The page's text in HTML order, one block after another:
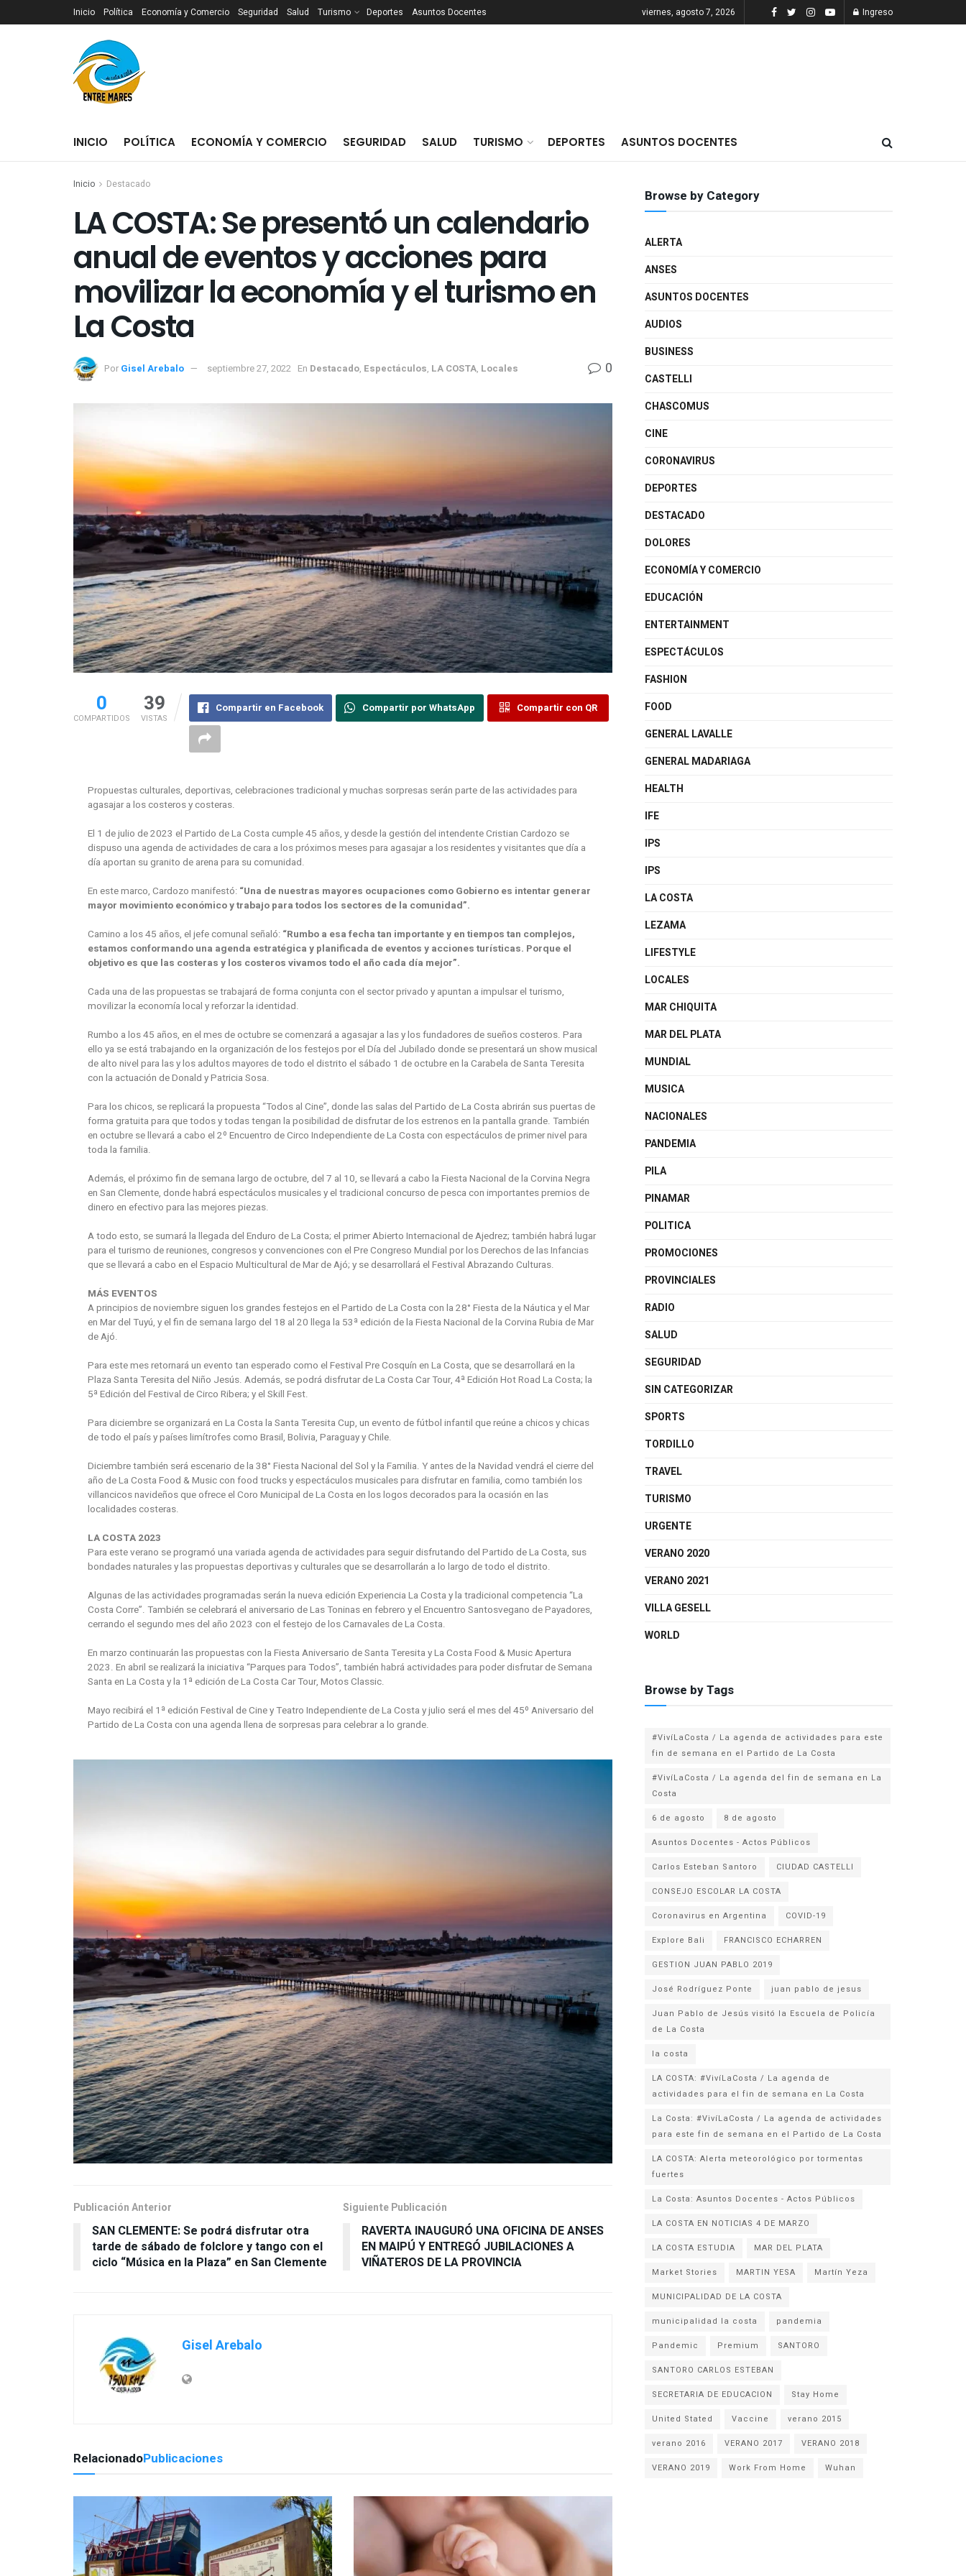
Inicio Política Economía y Comercio Seguridad Salud Turismo Deportes Asuntos Docentes viernes, agosto 7, 2026 Ingreso
INICIO POLÍTICA ECONOMÍA Y COMERCIO SEGURIDAD SALUD TURISMO DEPORTES ASUNTOS DOCENTES
Inicio Destacado
LA COSTA: Se presentó un calendario
anual de eventos y acciones para
movilizar la economía y el turismo en
La Costa
Por Gisel Arebalo septiembre 27, 2022 En Destacado, Espectáculos, LA COSTA, Locales 0
0
COMPARTIDOS
39
VISTAS
Compartir en Facebook Compartir por WhatsApp Compartir con QR
Propuestas culturales, deportivas, celebraciones tradicional y muchas sorpresas serán parte de las actividades para
agasajar a los costeros y costeras.
El 1 de julio de 2023 el Partido de La Costa cumple 45 años, y desde la gestión del intendente Cristian Cardozo se
dispuso una agenda de actividades de cara a los próximos meses para agasajar a los residentes y visitantes que día a
día aportan su granito de arena para su comunidad.
En este marco, Cardozo manifestó: “Una de nuestras mayores ocupaciones como Gobierno es intentar generar
mayor movimiento económico y trabajo para todos los sectores de la comunidad”.
Camino a los 45 años, el jefe comunal señaló: “Rumbo a esa fecha tan importante y en tiempos tan complejos,
estamos conformando una agenda estratégica y planificada de eventos y acciones turísticas. Porque el
objetivo es que las costeras y los costeros vivamos todo el año cada día mejor”.
Cada una de las propuestas se trabajará de forma conjunta con el sector privado y apuntan a impulsar el turismo,
movilizar la economía local y reforzar la identidad.
Rumbo a los 45 años, en el mes de octubre se comenzará a agasajar a las y los fundadores de sueños costeros. Para
ello ya se está trabajando en la organización de los festejos por el Día del Jubilado donde se presentará un show musical
de alto nivel para las y los adultos mayores de todo el distrito el sábado 1 de octubre en la Carabela de Santa Teresita
con la actuación de Donald y Patricia Sosa.
Para los chicos, se replicará la propuesta “Todos al Cine”, donde las salas del Partido de La Costa abrirán sus puertas de
forma gratuita para que todos y todas tengan la posibilidad de disfrutar de los estrenos en la pantalla grande. También
en octubre se llevará a cabo el 2º Encuentro de Circo Independiente de La Costa con espectáculos de primer nivel para
toda la familia.
Además, el próximo fin de semana largo de octubre, del 7 al 10, se llevará a cabo la Fiesta Nacional de la Corvina Negra
en San Clemente, donde habrá espectáculos musicales y el tradicional concurso de pesca con importantes premios de
dinero en efectivo para las mejores piezas.
A todo esto, se sumará la llegada del Enduro de La Costa; el primer Abierto Internacional de Ajedrez; también habrá lugar
para el turismo de reuniones, congresos y convenciones con el Pre Congreso Mundial por los Derechos de las Infancias
que se llevará a cabo en el Espacio Multicultural de Mar de Ajó; y se desarrollará el Festival Abrazando Culturas.
MÁS EVENTOS
A principios de noviembre siguen los grandes festejos en el Partido de La Costa con la 28° Fiesta de la Náutica y el Mar
en Mar del Tuyú, y el fin de semana largo del 18 al 20 llega la 53ª edición de la Fiesta Nacional de la Corvina Rubia de Mar
de Ajó.
Para este mes retornará un evento tan esperado como el Festival Pre Cosquín en La Costa, que se desarrollará en la
Plaza Santa Teresita del Niño Jesús. Además, se podrá disfrutar de La Costa Car Tour, 4ª Edición Hot Road La Costa; la
5ª Edición del Festival de Circo Ribera; y el Skill Fest.
Para diciembre se organizará en La Costa la Santa Teresita Cup, un evento de fútbol infantil que reúne a chicos y chicas
de todo el país y países limítrofes como Brasil, Bolivia, Paraguay y Chile.
Diciembre también será escenario de la 38° Fiesta Nacional del Sol y la Familia. Y antes de la Navidad vendrá el cierre del
año de La Costa Food & Music con food trucks y espectáculos musicales para disfrutar en familia, como también los
villancicos navideños que ofrece el Coro Municipal de La Costa en los logos decorados para la ocasión en las
localidades costeras.
LA COSTA 2023
Para este verano se programó una variada agenda de actividades para seguir disfrutando del Partido de La Costa, sus
bondades naturales y las propuestas deportivas y culturales que se desarrollarán a lo largo de todo el distrito.
Algunas de las actividades programadas serán la nueva edición Experiencia La Costa y la tradicional competencia “La
Costa Corre”. También se celebrará el aniversario de Las Toninas en febrero y el Encuentro Santosvegano de Payadores,
cerrando el segundo mes del año 2023 con el festejo de los Carnavales de La Costa.
En marzo continuarán las propuestas con la Fiesta Aniversario de Santa Teresita y La Costa Food & Music Apertura
2023. En abril se realizará la iniciativa “Parques para Todos”, también habrá actividades para poder disfrutar de Semana
Santa en La Costa y la 1ª edición de La Costa Car Tour, Motos Classic.
Mayo recibirá el 1ª edición Festival de Cine y Teatro Independiente de La Costa y julio será el mes del 45º Aniversario del
Partido de La Costa con una agenda llena de sorpresas para celebrar a lo grande.
Publicación Anterior
SAN CLEMENTE: Se podrá disfrutar otra
tarde de sábado de folclore y tango con el
ciclo “Música en la Plaza” en San Clemente
Siguiente Publicación
RAVERTA INAUGURÓ UNA OFICINA DE ANSES
EN MAIPÚ Y ENTREGÓ JUBILACIONES A
VIÑATEROS DE LA PROVINCIA
Gisel Arebalo
RelacionadoPublicaciones
Browse by Category
ALERTA
ANSES
ASUNTOS DOCENTES
AUDIOS
BUSINESS
CASTELLI
CHASCOMUS
CINE
CORONAVIRUS
DEPORTES
DESTACADO
DOLORES
ECONOMÍA Y COMERCIO
EDUCACIÓN
ENTERTAINMENT
ESPECTÁCULOS
FASHION
FOOD
GENERAL LAVALLE
GENERAL MADARIAGA
HEALTH
IFE
IPS
IPS
LA COSTA
LEZAMA
LIFESTYLE
LOCALES
MAR CHIQUITA
MAR DEL PLATA
MUNDIAL
MUSICA
NACIONALES
PANDEMIA
PILA
PINAMAR
POLITICA
PROMOCIONES
PROVINCIALES
RADIO
SALUD
SEGURIDAD
SIN CATEGORIZAR
SPORTS
TORDILLO
TRAVEL
TURISMO
URGENTE
VERANO 2020
VERANO 2021
VILLA GESELL
WORLD
Browse by Tags
#VivíLaCosta / La agenda de actividades para este
fin de semana en el Partido de La Costa
#VivíLaCosta / La agenda del fin de semana en La
Costa
6 de agosto
8 de agosto
Asuntos Docentes - Actos Públicos
Carlos Esteban Santoro
CIUDAD CASTELLI
CONSEJO ESCOLAR LA COSTA
Coronavirus en Argentina
COVID-19
Explore Bali
FRANCISCO ECHARREN
GESTION JUAN PABLO 2019
José Rodríguez Ponte
juan pablo de jesus
Juan Pablo de Jesús visitó la Escuela de Policía
la costa
LA COSTA: #VivíLaCosta / La agenda de
actividades para el fin de semana en La Costa
La Costa: #VivíLaCosta / La agenda de actividades
para este fin de semana en el Partido de La Costa
LA COSTA: Alerta meteorológico por tormentas
fuertes
La Costa: Asuntos Docentes - Actos Públicos
LA COSTA EN NOTICIAS 4 DE MARZO
LA COSTA ESTUDIA
MAR DEL PLATA
Market Stories
MARTIN YESA
Martín Yeza
MUNICIPALIDAD DE LA COSTA
municipalidad la costa
pandemia
Pandemic
Premium
SANTORO
SANTORO CARLOS ESTEBAN
SECRETARIA DE EDUCACION
Stay Home
United Stated
Vaccine
verano 2015
verano 2016
VERANO 2017
VERANO 2018
VERANO 2019
Work From Home Wuhan